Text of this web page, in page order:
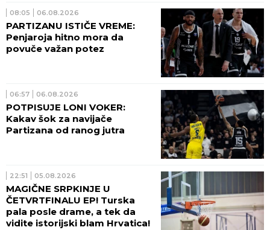
08:05 06.08.2026
PARTIZANU ISTIČE VREME:
Penjaroja hitno mora da
povuče važan potez
06:57 06.08.2026
POTPISUJE LONI VOKER:
Kakav šok za navijače
Partizana od ranog jutra
22:51 05.08.2026
MAGIČNE SRPKINJE U
ČETVRTFINALU EP! Turska
pala posle drame, a tek da
vidite istorijski blam Hrvatica!